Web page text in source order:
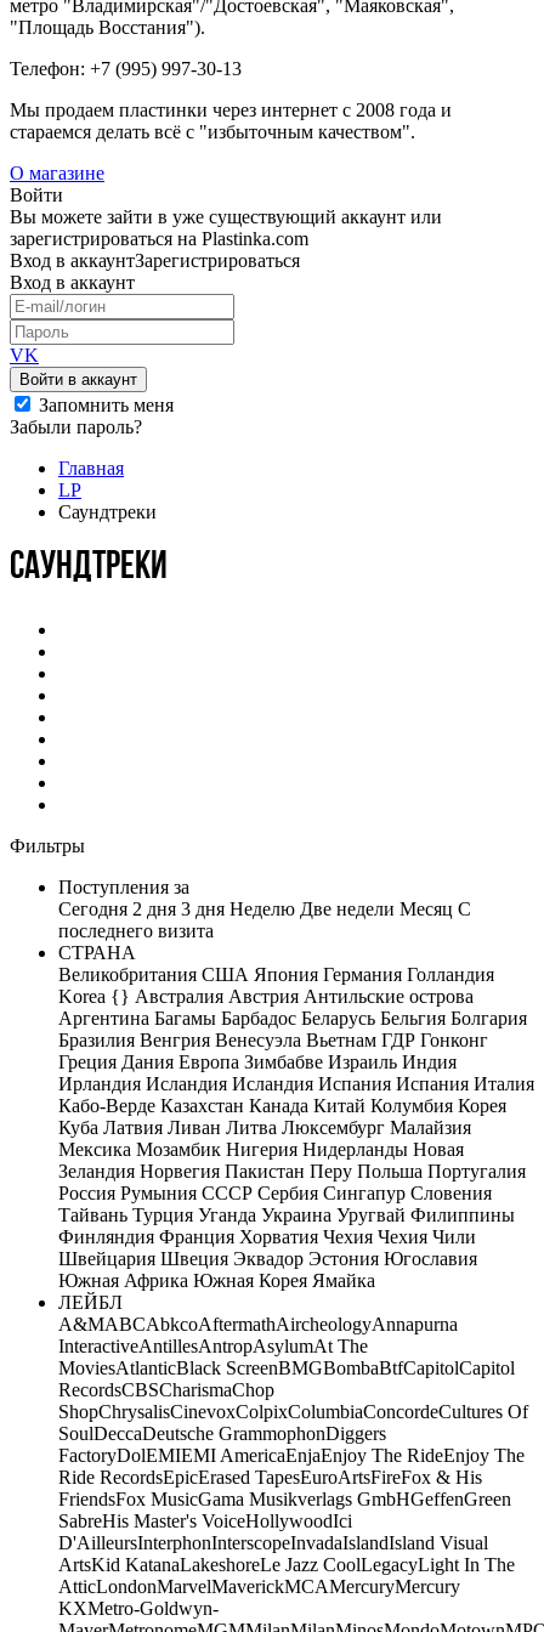
метро "Владимирская"/"Достоевская", "Маяковская",
"Площадь Восстания").
Телефон: +7 (995) 997-30-13
Мы продаем пластинки через интернет c 2008 года и
стараемся делать всё с "избыточным качеством".
О магазине
Войти
Вы можете зайти в уже существующий аккаунт или
зарегистрироваться на Plastinka.com
Вход в аккаунтЗарегистрироваться
Вход в аккаунт
VK
Войти в аккаунт
Запомнить меня
Забыли пароль?
Главная
LP
Саундтреки
Саундтреки
Фильтры
Поступления за
Сегодня 2 дня 3 дня Неделю Две недели Месяц С
последнего визита
СТРАНА
Великобритания США Япония Германия Голландия
Korea {} Австралия Австрия Антильские острова
Аргентина Багамы Барбадос Беларусь Бельгия Болгария
Бразилия Венгрия Венесуэла Вьетнам ГДР Гонконг
Греция Дания Европа Зимбабве Израиль Индия
Ирландия Исландия Исландия Испания Испания Италия
Кабо-Верде Казахстан Канада Китай Колумбия Корея
Куба Латвия Ливан Литва Люксембург Малайзия
Мексика Мозамбик Нигерия Нидерланды Новая
Зеландия Норвегия Пакистан Перу Польша Португалия
Россия Румыния СССР Сербия Сингапур Словения
Тайвань Турция Уганда Украина Уругвай Филиппины
Финляндия Франция Хорватия Чехия Чехия Чили
Швейцария Швеция Эквадор Эстония Югославия
Южная Африка Южная Корея Ямайка
ЛЕЙБЛ
A&MABCAbkcoAftermathAircheologyAnnapurna
InteractiveAntillesAntropAsylumAt The
MoviesAtlanticBlack ScreenBMGBombaBtfCapitolCapitol
RecordsCBSCharismaChop
ShopChrysalisCinevoxColpixColumbiaConcordeCultures Of
SoulDeccaDeutsche GrammophonDiggers
FactoryDolEMIEMI AmericaEnjaEnjoy The RideEnjoy The
Ride RecordsEpicErased TapesEuroArtsFireFox & His
FriendsFox MusicGama Musikverlags GmbHGeffenGreen
SabreHis Master's VoiceHollywoodIci
D'AilleursInterphonInterscopeInvadaIslandIsland Visual
ArtsKid KatanaLakeshoreLe Jazz CoolLegacyLight In The
AtticLondonMarvelMaverickMCAMercuryMercury
KXMetro-Goldwyn-